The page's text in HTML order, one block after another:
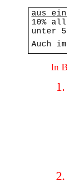
aus
10%
unter
Auch
In
1.
2.